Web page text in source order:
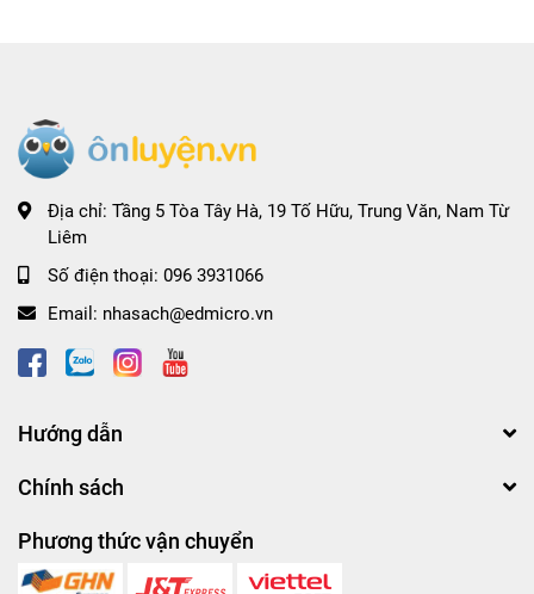
Địa chỉ: Tầng 5 Tòa Tây Hà, 19 Tố Hữu, Trung Văn, Nam Từ
Liêm
Số điện thoại: 096 3931066
Email: nhasach@edmicro.vn
Hướng dẫn
Chính sách
Phương thức vận chuyển